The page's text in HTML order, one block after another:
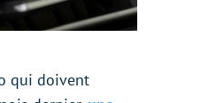
qui doivent